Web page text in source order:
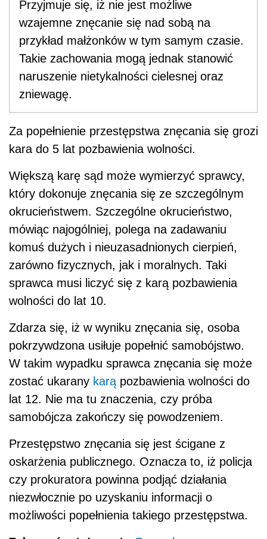
Przyjmuje się, iż nie jest możliwe
wzajemne znęcanie się nad sobą na
przykład małżonków w tym samym czasie.
Takie zachowania mogą jednak stanowić
naruszenie nietykalności cielesnej oraz
zniewagę.
Za popełnienie przestępstwa znęcania się grozi
kara do 5 lat pozbawienia wolności.
Większą karę sąd może wymierzyć sprawcy,
który dokonuje znęcania się ze szczególnym
okrucieństwem. Szczególne okrucieństwo,
mówiąc najogólniej, polega na zadawaniu
komuś dużych i nieuzasadnionych cierpień,
zarówno fizycznych, jak i moralnych. Taki
sprawca musi liczyć się z karą pozbawienia
wolności do lat 10.
Zdarza się, iż w wyniku znęcania się, osoba
pokrzywdzona usiłuje popełnić samobójstwo.
W takim wypadku sprawca znęcania się może
zostać ukarany karą pozbawienia wolności do
lat 12. Nie ma tu znaczenia, czy próba
samobójcza zakończy się powodzeniem.
Przestępstwo znęcania się jest ścigane z
oskarżenia publicznego. Oznacza to, iż policja
czy prokuratora powinna podjąć działania
niezwłocznie po uzyskaniu informacji o
możliwości popełnienia takiego przestępstwa.